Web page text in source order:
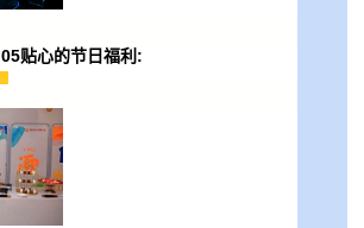
05贴心的节日福利: